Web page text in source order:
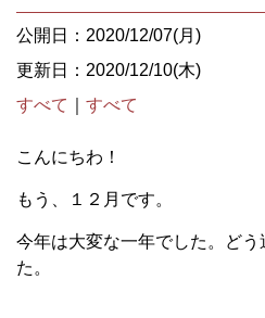
公開日：2020/12/07(月)
更新日：2020/12/10(木)
すべて
すべて
こんにちわ！
もう、１２月です。
今年は大変な一年でした。ど
た。